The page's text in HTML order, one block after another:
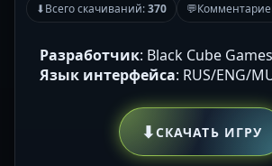
⬇Всего скачиваний:370 💬
Разработчик: Black Cube
Язык интерфейса: RUS/ENG/
⬇СКАЧАТЬ ИГРУ